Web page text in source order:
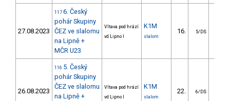
27.08.2023
117 6. Český
pohár Skupiny
ČEZ ve slalomu
na Lipně +
MČR U23
Vltava pod hrází
vd Lipno I
K1M
slalom
16. 5/DS
26.08.2023
116 5. Český
pohár Skupiny
ČEZ ve slalomu
na Lipně +
Vltava pod hrází
vd Lipno I
K1M
slalom
22. 6/DS